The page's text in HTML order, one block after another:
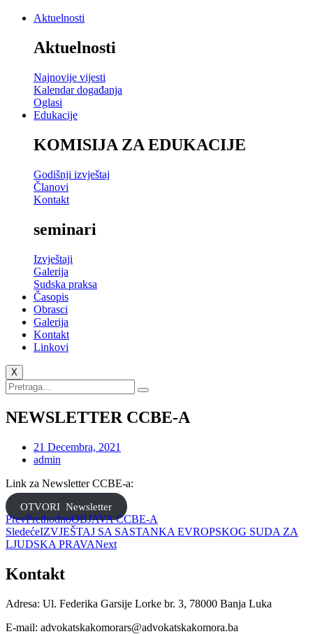
Aktuelnosti
Aktuelnosti
Najnovije vijesti
Kalendar događanja
Oglasi
Edukacije
KOMISIJA ZA EDUKACIJE
Godišnji izvještaj
Članovi
Kontakt
seminari
Izvještaji
Galerija
Sudska praksa
Časopis
Obrasci
Galerija
Kontakt
Linkovi
X
NEWSLETTER CCBЕ-А
21 Decembra, 2021
admin
Link za Newsletter CCBЕ-а:
OTVORI Newsletter
PrevPrethodnoOBJAVA CCBE-A
SledećeIZVJEŠTAJ SA SASTANKA EVROPSKOG SUDA ZA
LJUDSKA PRAVANext
Kontakt
Adresa: Ul. Federika Garsije Lorke br. 3, 78000 Banja Luka
E-mail: advokatskakomorars@advokatskakomora.ba